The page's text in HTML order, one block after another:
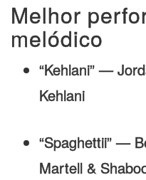
Melhor
melódico
“Kehlani” —
Kehlani
“Spaghettii” —
Martell &